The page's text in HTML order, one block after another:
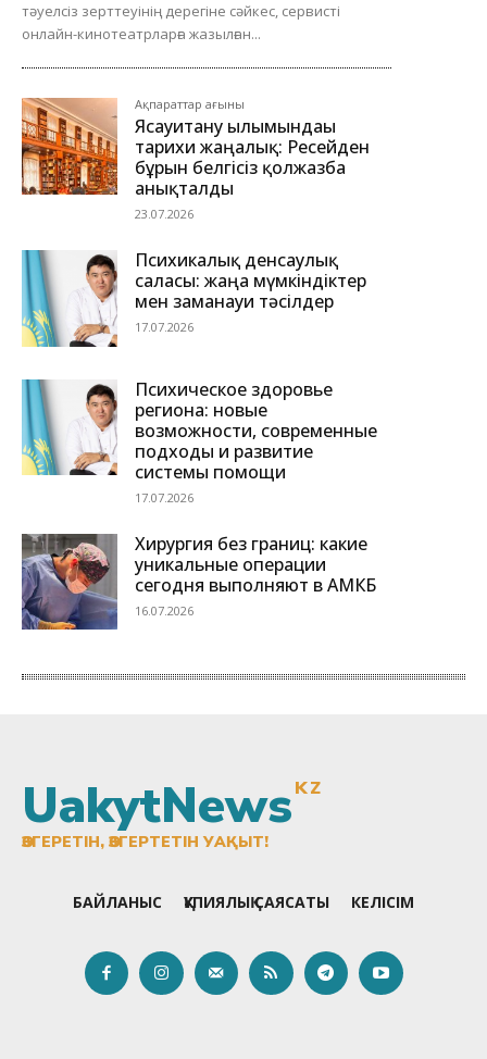
UakytNewsKZ
ӨЗГЕРЕТІН, ӨЗГЕРТЕТІН УАҚЫТ!
БАЙЛАНЫС ҚҰПИЯЛЫҚ САЯСАТЫ КЕЛІСІМ